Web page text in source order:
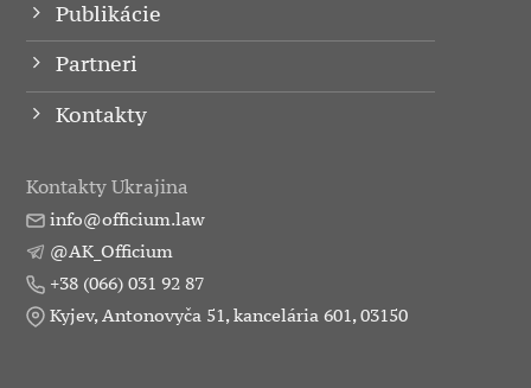
Publikácie
Partneri
Kontakty
Kontakty Ukrajina
info@officium.law
@AK_Officium
+38 (066) 031 92 87
Kyjev, Antonovyča 51, kancelária 601, 03150